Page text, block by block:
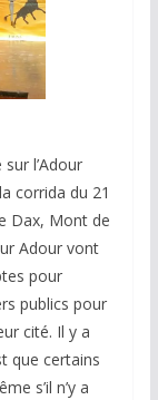
l’Adour
corrida du 21
Dax, Mont de
Adour vont
pour
publics pour
cité. Il y a
que certains
s’il n’y a